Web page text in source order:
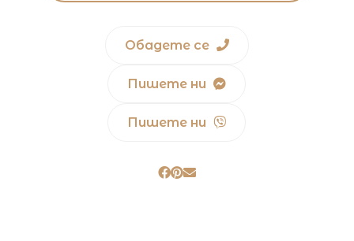
Обадете се
Пишете ни
Пишете ни